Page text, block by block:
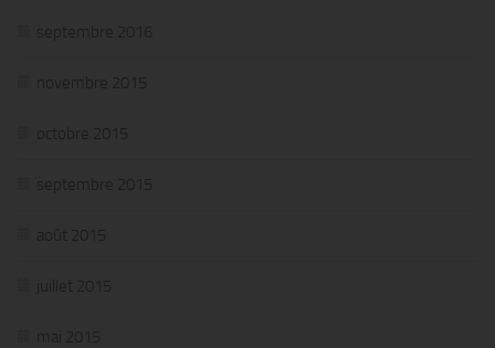
septembre 2016
novembre 2015
octobre 2015
septembre 2015
août 2015
juillet 2015
mai 2015